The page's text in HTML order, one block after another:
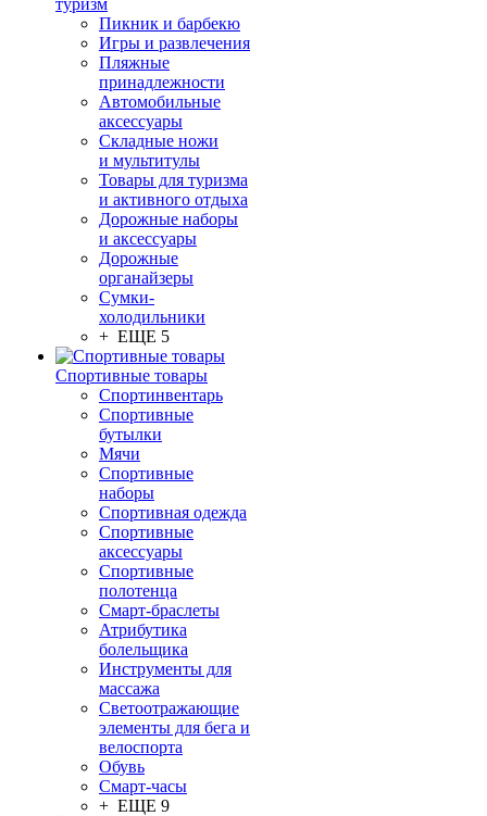
туризм
Пикник и барбекю
Игры и развлечения
Пляжные
принадлежности
Автомобильные
аксессуары
Складные ножи
и мультитулы
Товары для туризма
и активного отдыха
Дорожные наборы
и аксессуары
Дорожные
органайзеры
Сумки-
холодильники
+ ЕЩЕ 5
Спортивные товары
Спортинвентарь
Спортивные
бутылки
Мячи
Спортивные
наборы
Спортивная одежда
Спортивные
аксессуары
Спортивные
полотенца
Смарт-браслеты
Атрибутика
болельщика
Инструменты для
массажа
Светоотражающие
элементы для бега и
велоспорта
Обувь
Смарт-часы
+ ЕЩЕ 9